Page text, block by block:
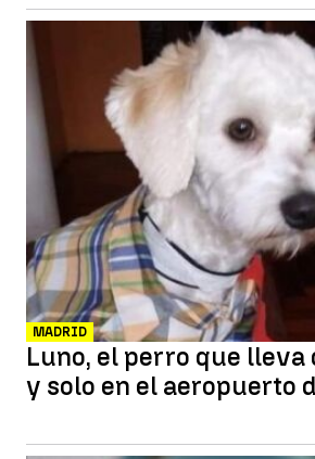
MADRID
Luno, el perro que lleva
y solo en el aeropuerto